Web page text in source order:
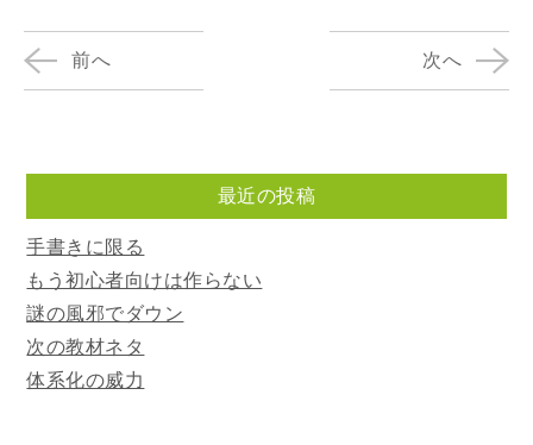
前へ 次へ
最近の投稿
手書きに限る
もう初心者向けは作らない
謎の風邪でダウン
次の教材ネタ
体系化の威力